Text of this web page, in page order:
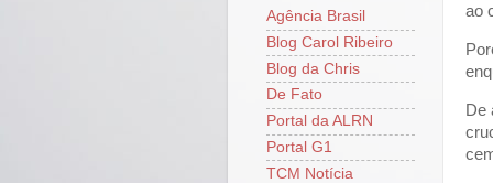
ao
De
Agência Brasil
Blog Carol Ribeiro
Blog da Chris
De Fato
Portal da ALRN
Portal G1
TCM Notícia